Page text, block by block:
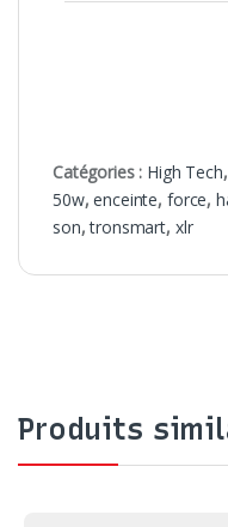
Catégories : High Tech,
50w,enceinte, force,
son,tronsmart, xlr
Produits